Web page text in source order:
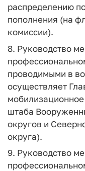
распределению
пополнения (на
комиссии).
8. Руководство
проводимыми в
осуществляет
штаба
округов и
округа).
9. Руководство